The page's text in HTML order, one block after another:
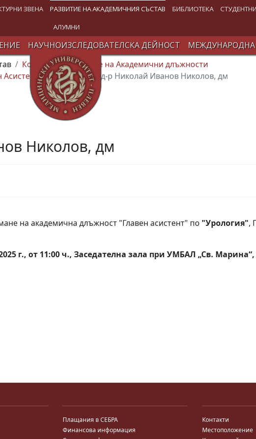
ЗВЕНА РАЗВИТИЕ НА АКАДЕМИЧНИЯ СЪСТАВ БИБЛИОТЕКА
АЛУМНИ
НАУЧНОИЗСЛЕДОВАТЕЛСКА ДЕЙНОСТ
Конкурси за заемане на Академични длъжности
Асистент"
12.02.2025 г. д-р Николай Иванов Николов, дм
Николов, дм
на академична длъжност "Главен асистент" по "Урология",
г., от 11:00 ч., Заседателна зала при УМБАЛ „Св.
Плащания в СЕБРА
Финансова информация
Контакти
Местоположение